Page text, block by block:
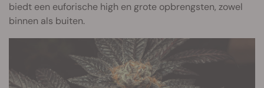
biedt een euforische high en grote opbrengsten, zowel
binnen als buiten.